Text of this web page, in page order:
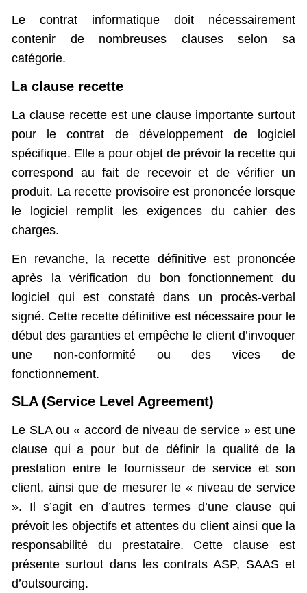
Le contrat informatique doit nécessairement
contenir de nombreuses clauses selon sa
catégorie.
La clause recette
La clause recette est une clause importante surtout
pour le contrat de développement de logiciel
spécifique. Elle a pour objet de prévoir la recette qui
correspond au fait de recevoir et de vérifier un
produit. La recette provisoire est prononcée lorsque
le logiciel remplit les exigences du cahier des
charges.
En revanche, la recette définitive est prononcée
après la vérification du bon fonctionnement du
logiciel qui est constaté dans un procès-verbal
signé. Cette recette définitive est nécessaire pour le
début des garanties et empêche le client d’invoquer
une non-conformité ou des vices de
fonctionnement.
SLA (Service Level Agreement)
Le SLA ou « accord de niveau de service » est une
clause qui a pour but de définir la qualité de la
prestation entre le fournisseur de service et son
client, ainsi que de mesurer le « niveau de service
». Il s’agit en d’autres termes d’une clause qui
prévoit les objectifs et attentes du client ainsi que la
responsabilité du prestataire. Cette clause est
présente surtout dans les contrats ASP, SAAS et
d’outsourcing.